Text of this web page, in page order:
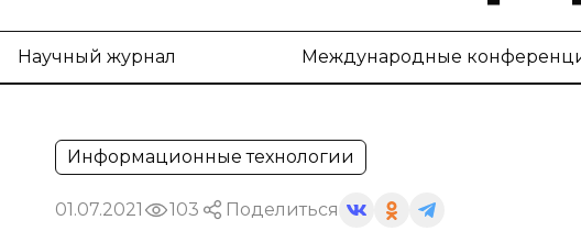
Научный журнал Международные
Информационные технологии
01.07.2021 103 Поделиться